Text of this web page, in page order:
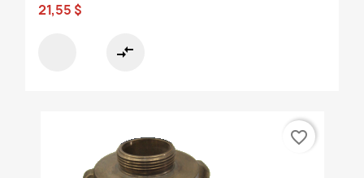
21,55 $
compare_arrows
favorite_border